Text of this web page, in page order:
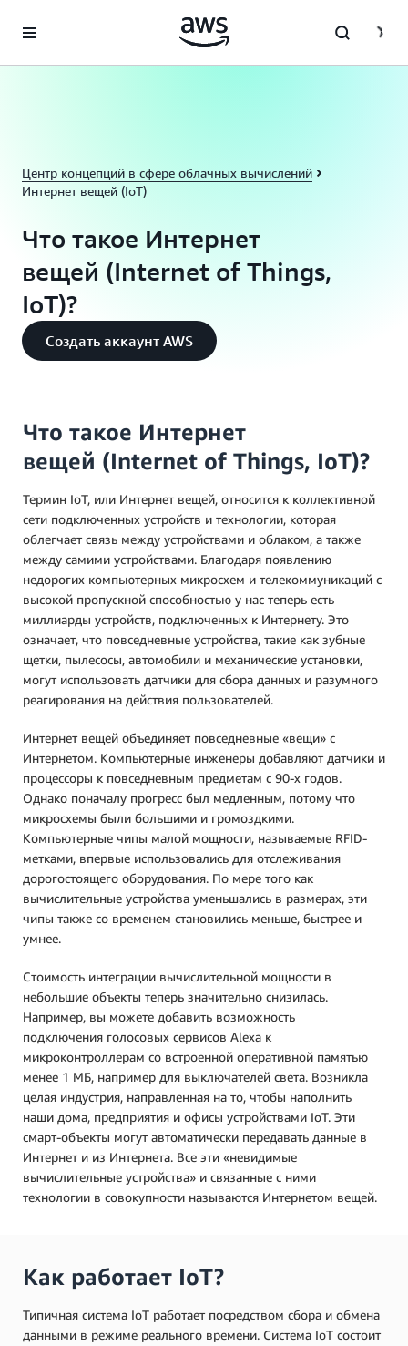
Перейти к главному контенту
Центр концепций в сфере облачных вычислений
Интернет вещей (IoT)
Что такое Интернет
вещей (Internet of Things,
IoT)?
Создать аккаунт AWS
Что такое Интернет
вещей (Internet of Things, IoT)?
Термин IoT, или Интернет вещей, относится к коллективной
сети подключенных устройств и технологии, которая
облегчает связь между устройствами и облаком, а также
между самими устройствами. Благодаря появлению
недорогих компьютерных микросхем и телекоммуникаций с
высокой пропускной способностью у нас теперь есть
миллиарды устройств, подключенных к Интернету. Это
означает, что повседневные устройства, такие как зубные
щетки, пылесосы, автомобили и механические установки,
могут использовать датчики для сбора данных и разумного
реагирования на действия пользователей.
Интернет вещей объединяет повседневные «вещи» с
Интернетом. Компьютерные инженеры добавляют датчики и
процессоры к повседневным предметам с 90-х годов.
Однако поначалу прогресс был медленным, потому что
микросхемы были большими и громоздкими.
Компьютерные чипы малой мощности, называемые RFID-
метками, впервые использовались для отслеживания
дорогостоящего оборудования. По мере того как
вычислительные устройства уменьшались в размерах, эти
чипы также со временем становились меньше, быстрее и
умнее.
Стоимость интеграции вычислительной мощности в
небольшие объекты теперь значительно снизилась.
Например, вы можете добавить возможность
подключения голосовых сервисов Alexa к
микроконтроллерам со встроенной оперативной памятью
менее 1 МБ, например для выключателей света. Возникла
целая индустрия, направленная на то, чтобы наполнить
наши дома, предприятия и офисы устройствами IoT. Эти
смарт-объекты могут автоматически передавать данные в
Интернет и из Интернета. Все эти «невидимые
вычислительные устройства» и связанные с ними
технологии в совокупности называются Интернетом вещей.
Как работает IoT?
Типичная система IoT работает посредством сбора и обмена
данными в режиме реального времени. Система IoT состоит